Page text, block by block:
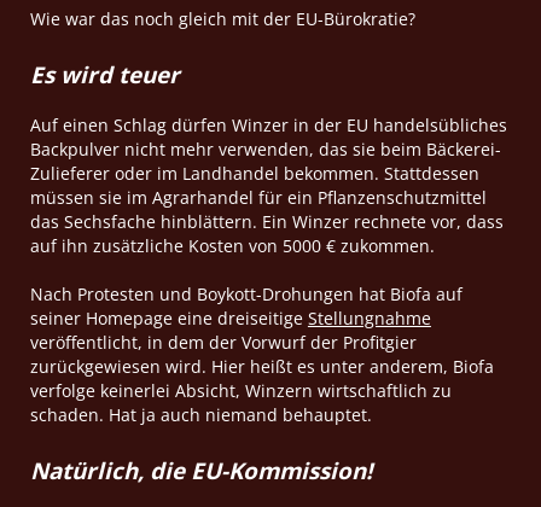
Wie war das noch gleich mit der EU-Bürokratie?
Es wird teuer
Auf einen Schlag dürfen Winzer in der EU handelsübliches
Backpulver nicht mehr verwenden, das sie beim Bäckerei-
Zulieferer oder im Landhandel bekommen. Stattdessen
müssen sie im Agrarhandel für ein Pflanzenschutzmittel
das Sechsfache hinblättern. Ein Winzer rechnete vor, dass
auf ihn zusätzliche Kosten von 5000 € zukommen.
Nach Protesten und Boykott-Drohungen hat Biofa auf
seiner Homepage eine dreiseitige Stellungnahme
veröffentlicht, in dem der Vorwurf der Profitgier
zurückgewiesen wird. Hier heißt es unter anderem, Biofa
verfolge keinerlei Absicht, Winzern wirtschaftlich zu
schaden. Hat ja auch niemand behauptet.
Natürlich, die EU-Kommission!